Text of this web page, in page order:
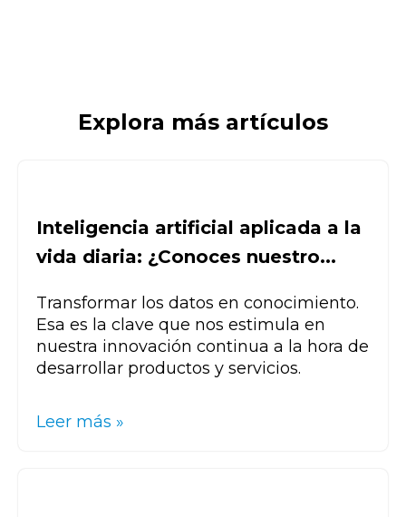
Explora más artículos
Inteligencia artificial aplicada a la
vida diaria: ¿Conoces nuestro...
Transformar los datos en conocimiento.
Esa es la clave que nos estimula en
nuestra innovación continua a la hora de
desarrollar productos y servicios.
Leer más »